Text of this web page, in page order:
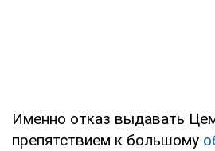
Именно отказ выдавать
препятствием к большому